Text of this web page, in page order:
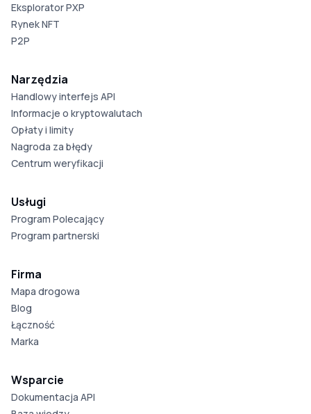
Eksplorator PXP
Rynek NFT
P2P
Narzędzia
Handlowy interfejs API
Informacje o kryptowalutach
Opłaty i limity
Nagroda za błędy
Centrum weryfikacji
Usługi
Program Polecający
Program partnerski
Firma
Mapa drogowa
Blog
Łączność
Marka
Wsparcie
Dokumentacja API